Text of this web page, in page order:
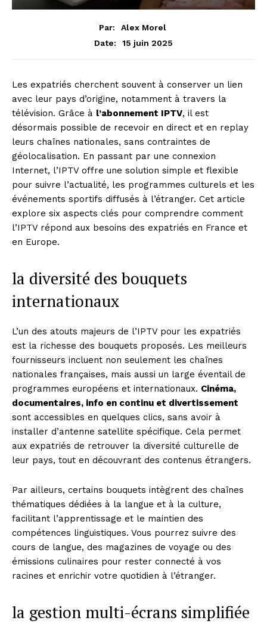
Par:
Alex Morel
Date:
15 juin 2025
Les expatriés cherchent souvent à conserver un lien
avec leur pays d’origine, notamment à travers la
télévision. Grâce à l’abonnement IPTV, il est
désormais possible de recevoir en direct et en replay
leurs chaînes nationales, sans contraintes de
géolocalisation. En passant par une connexion
Internet, l’IPTV offre une solution simple et flexible
pour suivre l’actualité, les programmes culturels et les
événements sportifs diffusés à l’étranger. Cet article
explore six aspects clés pour comprendre comment
l’IPTV répond aux besoins des expatriés en France et
en Europe.
la diversité des bouquets
internationaux
L’un des atouts majeurs de l’IPTV pour les expatriés
est la richesse des bouquets proposés. Les meilleurs
fournisseurs incluent non seulement les chaînes
nationales françaises, mais aussi un large éventail de
programmes européens et internationaux. Cinéma,
documentaires, info en continu et divertissement
sont accessibles en quelques clics, sans avoir à
installer d’antenne satellite spécifique. Cela permet
aux expatriés de retrouver la diversité culturelle de
leur pays, tout en découvrant des contenus étrangers.
Par ailleurs, certains bouquets intègrent des chaînes
thématiques dédiées à la langue et à la culture,
facilitant l’apprentissage et le maintien des
compétences linguistiques. Vous pourrez suivre des
cours de langue, des magazines de voyage ou des
émissions culinaires pour rester connecté à vos
racines et enrichir votre quotidien à l’étranger.
la gestion multi-écrans simplifiée